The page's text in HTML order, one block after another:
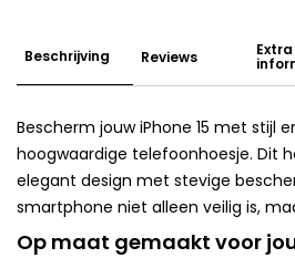
Beschrijving Reviews Extra
Bescherm jouw iPhone 15 met stijl
hoogwaardige telefoonhoesje. Dit
elegant design met stevige
smartphone niet alleen veilig is,
Op maat gemaakt voor